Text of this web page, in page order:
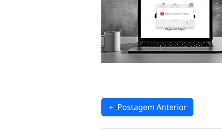
Navegação
de
Postagem Anterior